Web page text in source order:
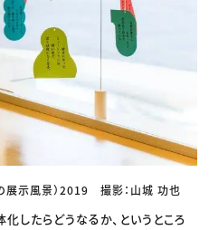
展示風景）2019 撮影：山城 功也
したらどうなるか、というところ